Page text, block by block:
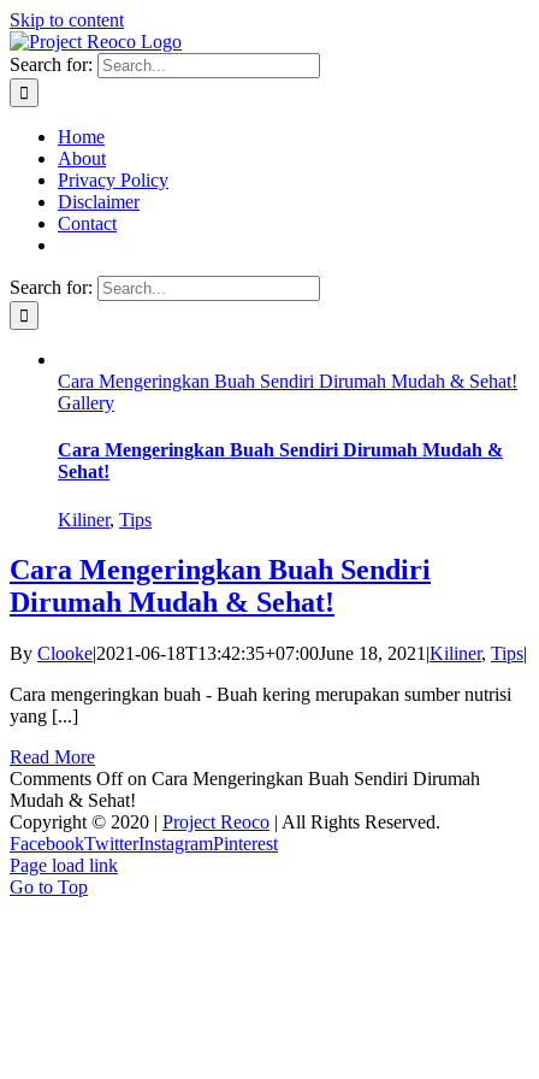
Skip to content
Search for:
Home
About
Privacy Policy
Disclaimer
Contact
Search for:
Cara Mengeringkan Buah Sendiri Dirumah Mudah & Sehat!
Gallery
Cara Mengeringkan Buah Sendiri Dirumah Mudah &
Sehat!
Kiliner, Tips
Cara Mengeringkan Buah Sendiri
Dirumah Mudah & Sehat!
By Clooke|2021-06-18T13:42:35+07:00June 18, 2021 |Kiliner, Tips|
Cara mengeringkan buah - Buah kering merupakan sumber nutrisi
yang [...]
Read More
Comments Offon Cara Mengeringkan Buah Sendiri Dirumah
Mudah & Sehat!
Copyright © 2020 | Project Reoco | All Rights Reserved.
FacebookTwitterInstagramPinterest
Page load link
Go to Top